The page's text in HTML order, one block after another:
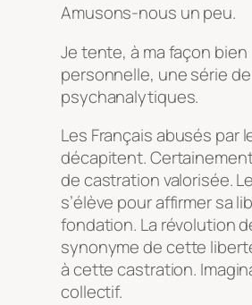
Amusons-nous un peu.
Je tente, à ma façon bien
personnelle, une série
psychanalytiques.
Les Français abusés par
décapitent.
de castration valorisée.
s’élève pour affirmer sa
fondation. La révolution
synonyme de cette
à cette castration.
collectif.